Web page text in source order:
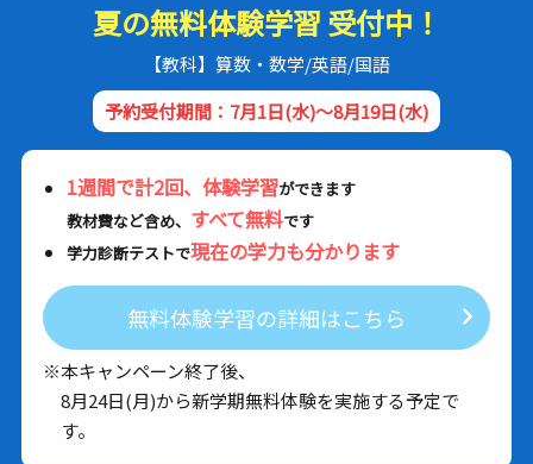
夏の無料体験学習 受付中！
【教科】算数・数学/英語/国語
予約受付期間：7月1日(水)～8月19日(水)
1週間で計2回、体験学習ができます
教材費など含め、 すべて無料です
学力診断テストで現在の学力も分かります
無料体験学習の詳細はこちら
※本キャンペーン終了後、
8月24日(月)から新学期無料体験を実施する予定で
す。